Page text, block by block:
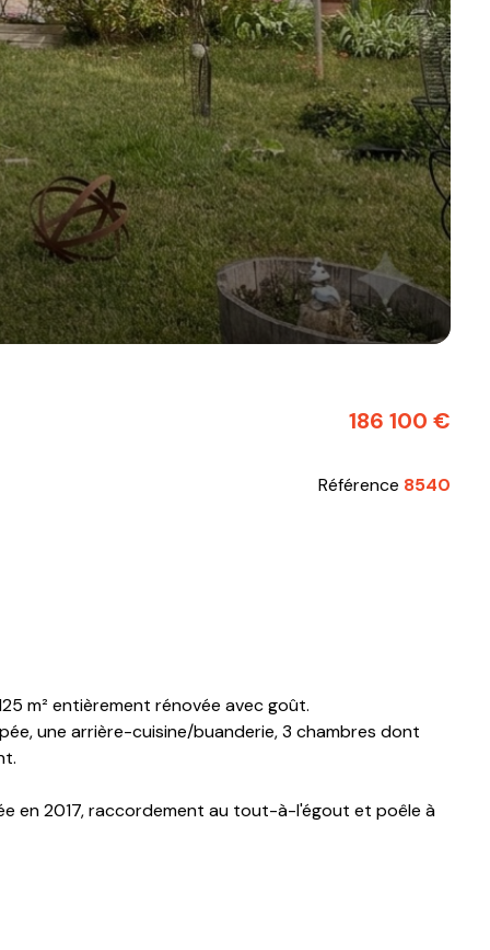
186 100 €
Référence 8540
m² entièrement rénovée avec goût.
une arrière-cuisine/buanderie, 3 chambres dont
en 2017, raccordement au tout-à-l'égout et poêle à